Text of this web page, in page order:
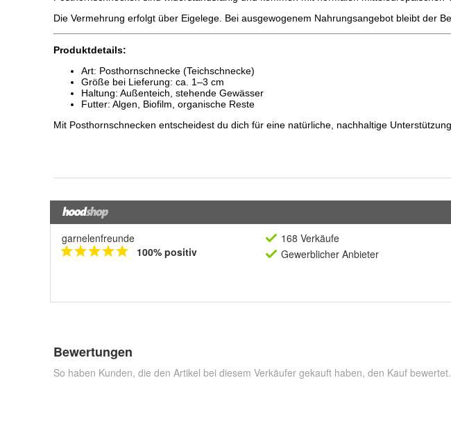
garnelenfreunde
100% positiv
168 Verkäufe
Gewerblicher Anbieter
Bewertungen
So haben Kunden, die den Artikel bei diesem Verkäufer gekauft haben, den Kauf bewertet.